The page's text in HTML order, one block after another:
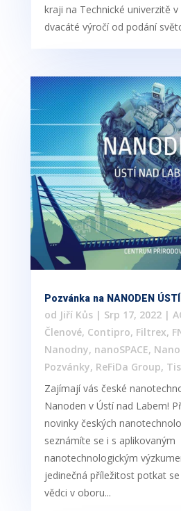
kraji na Technické univerzitě
dvacáté výročí od podání
Pozvánka na NANODEN
od Jiří Kůs| Srp 17, 2022|
Členové, Contipro, Filtrex,
Nanodny, nanoSPACE,
Pozvánky, ReFiDa Group,
Zajímají vás české
Nanoden v Ústí nad Labem!
novinky českých
seznámíte se i s aplikovaným
nanotechnologickým
jedinečná příležitost potkat
vědci v oboru...